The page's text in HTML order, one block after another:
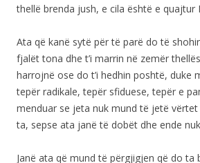
thellë brenda jush, e cila është e quajtur
Ata që kanë sytë për të parë do të
fjalët tona dhe t’i marrin në zemër
harrojnë ose do t’i hedhin poshtë, duke
tepër radikale, tepër sfiduese, tepër e
menduar se jeta nuk mund të jetë
ta, sepse ata janë të dobët dhe ende
Janë ata që mund të përgjigjen që do ta